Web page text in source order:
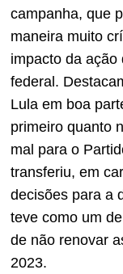
campanha, que
maneira muito
impacto da ação
federal.
Lula em boa
primeiro quanto
mal para o
transferiu, em
decisões para a
teve como um
de não renovar
2023.